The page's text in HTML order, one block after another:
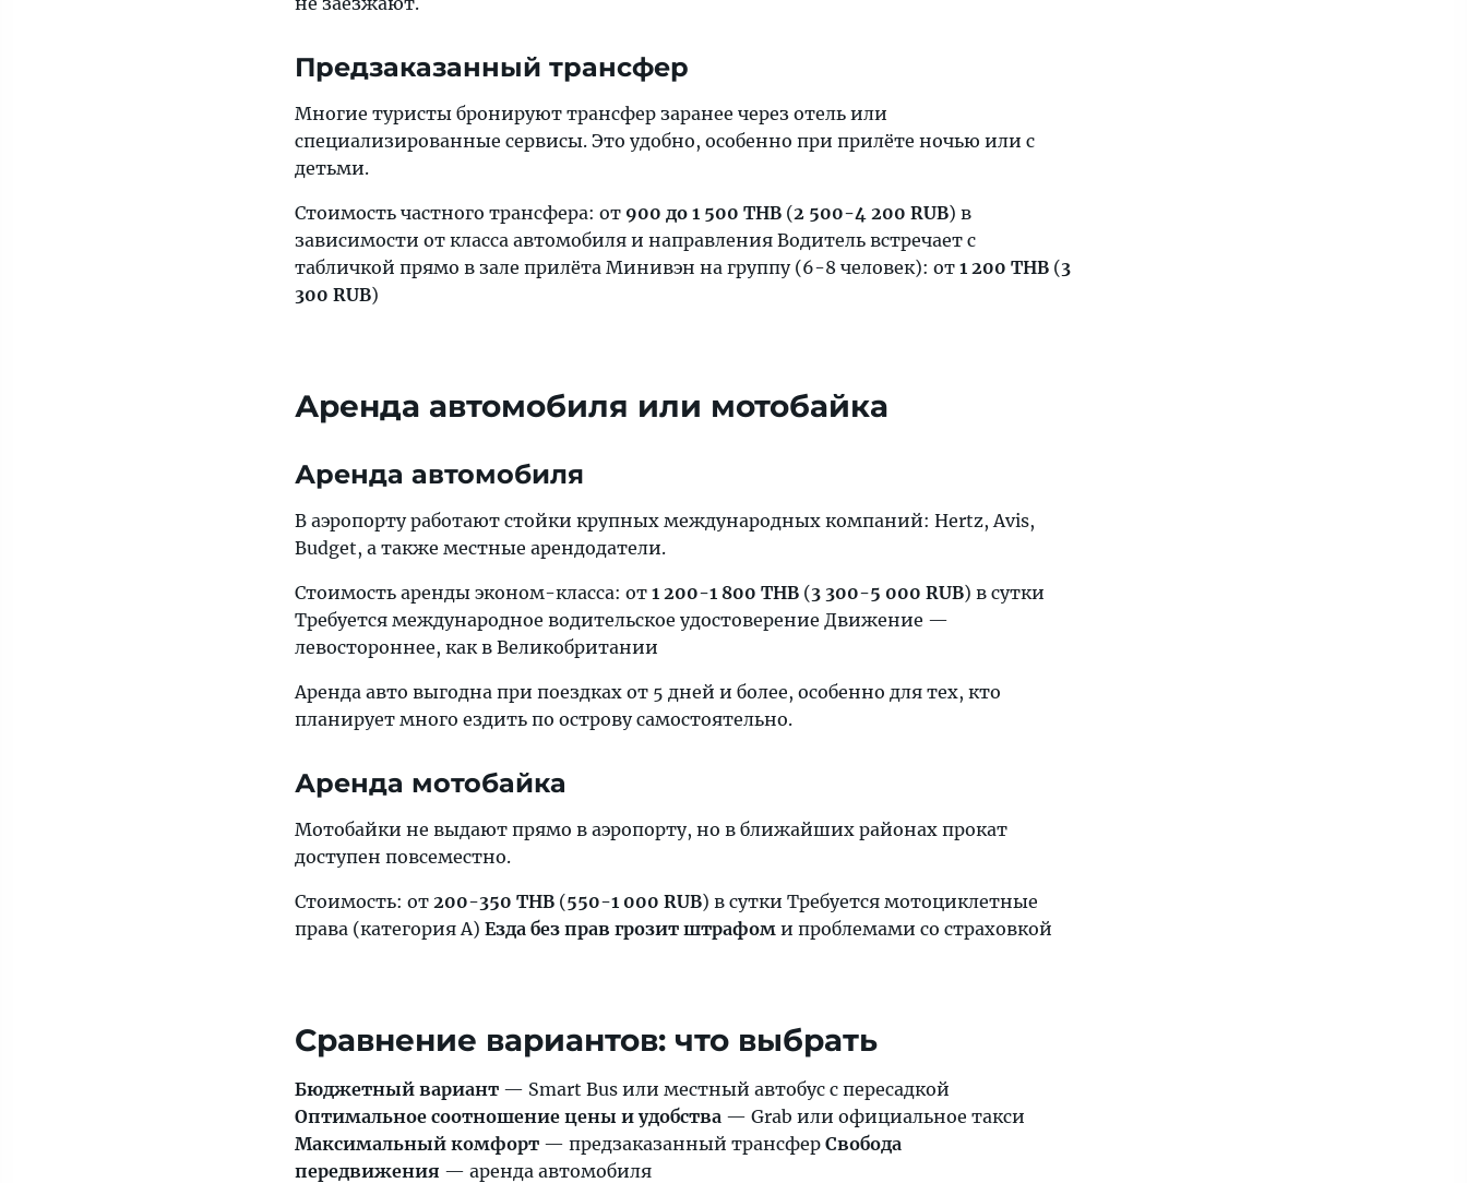
Предзаказанный трансфер
Многие туристы бронируют трансфер заранее через отель или
специализированные сервисы. Это удобно, особенно при прилёте ночью или с
детьми.
Стоимость частного трансфера: от 900 до 1 500 THB (2 500-4 200 RUB) в
зависимости от класса автомобиля и направления Водитель встречает с
табличкой прямо в зале прилёта Минивэн на группу (6-8 человек): от 1 200 THB (3
300 RUB)
Аренда автомобиля или мотобайка
Аренда автомобиля
В аэропорту работают стойки крупных международных компаний: Hertz, Avis,
Budget, а также местные арендодатели.
Стоимость аренды эконом-класса: от 1 200-1 800 THB (3 300-5 000 RUB) в сутки
Требуется международное водительское удостоверение Движение —
левостороннее, как в Великобритании
Аренда авто выгодна при поездках от 5 дней и более, особенно для тех, кто
планирует много ездить по острову самостоятельно.
Аренда мотобайка
Мотобайки не выдают прямо в аэропорту, но в ближайших районах прокат
доступен повсеместно.
Стоимость: от 200-350 THB (550-1 000 RUB) в сутки Требуется мотоциклетные
права (категория A) Езда без прав грозит штрафом и проблемами со страховкой
Сравнение вариантов: что выбрать
Бюджетный вариант — Smart Bus или местный автобус с пересадкой
Оптимальное соотношение цены и удобства — Grab или официальное такси
Максимальный комфорт — предзаказанный трансфер Свобода
передвижения — аренда автомобиля